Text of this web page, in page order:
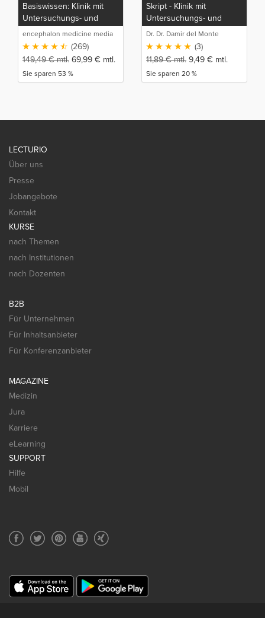
Basiswissen: Klinik mit
Untersuchungs- und
Injektionstechniken (UNI-
MED-HP Teil 2)
encephalon medicine media
production GmbH(269)
149,49€mtl. 69,99 € mtl.
Sie sparen 53 %
Skript - Klinik mit
Untersuchungs- und
Injektionstechniken
Dr. Dr. Damir del Monte
(3)
11,89€mtl. 9,49 € mtl.
Sie sparen 20 %
LECTURIO
Über uns
Presse
Jobangebote
Kontakt
KURSE
nach Themen
nach Institutionen
nach Dozenten
B2B
Für Unternehmen
Für Inhaltsanbieter
Für Konferenzanbieter
MAGAZINE
Medizin
Jura
Karriere
eLearning
SUPPORT
Hilfe
Mobil